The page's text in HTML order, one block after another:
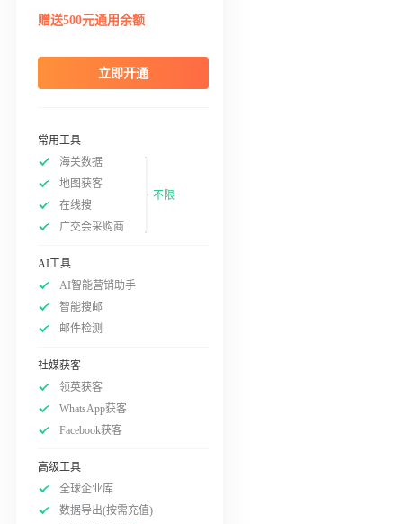
赠送500元通用余额
立即开通
常用工具
海关数据
地图获客
在线搜
广交会采购商
不限
AI工具
AI智能营销助手
智能搜邮
邮件检测
社媒获客
领英获客
WhatsApp获客
Facebook获客
高级工具
全球企业库
数据导出(按需充值)